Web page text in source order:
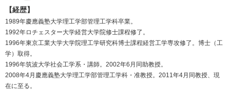
【経歴】
1989年慶應義塾大学理工学部管理工学科卒業。
1992年ロチェスター大学経営大学院修士課程修了。
1996年東京工業大学大学院理工学研究科博士課程経営工学専攻修了。博士（工
学）取得。
1996年筑波大学社会工学系・講師。2002年6月同助教授。
2008年4月慶應義塾大学理工学部管理工学科・准教授。2011年4月同教授、現
在に至る。